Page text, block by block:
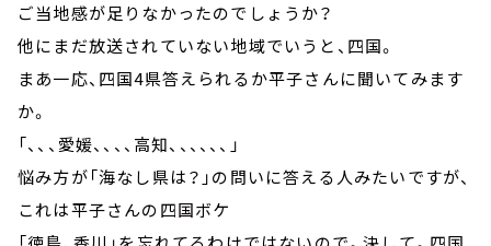
ご当地感が足りなかったのでしょうか？
他にまだ放送されていない地域でいうと、四国。
まあ一応、四国4県答えられるか平子さんに聞いてみます
か。
「、、、愛媛、、、、高知、、、、、、」
悩み方が「海なし県は？」の問いに答える人みたいですが、
これは平子さんの四国ボケ